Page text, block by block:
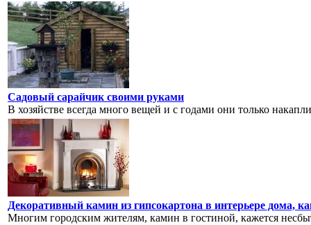
Садовый сарайчик своими руками
В хозяйстве всегда много вещей и с годами они только
Декоративный камин из гипсокартона в интерьере дома,
Многим городским жителям, камин в гостиной, кажется